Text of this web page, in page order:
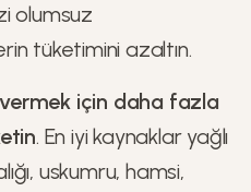
olumsuz
tüketimini azaltın.
için daha fazla
. En iyi kaynaklar yağlı
uskumru, hamsi,